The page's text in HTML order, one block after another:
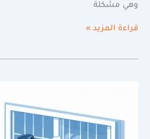
وهي مشكلة
قراءة المزيد »
والرواسب